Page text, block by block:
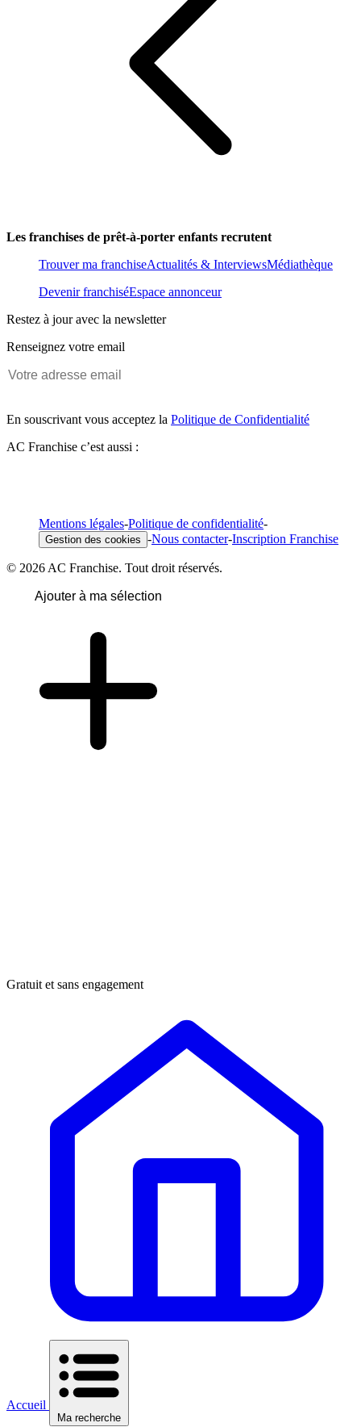
Les franchises de prêt-à-porter enfants recrutent
Trouver ma franchiseActualités & InterviewsMédiathèque
Devenir franchiséEspace annonceur
Restez à jour avec la newsletter
Renseignez votre email
En souscrivant vous acceptez la Politique de Confidentialité
AC Franchise c’est aussi :
Mentions légales-Politique de confidentialité-
Gestion des cookies -Nous contacter-Inscription Franchise
© 2026 AC Franchise. Tout droit réservés.
Ajouter à ma sélection
Gratuit et sans engagement
Accueil
Ma recherche